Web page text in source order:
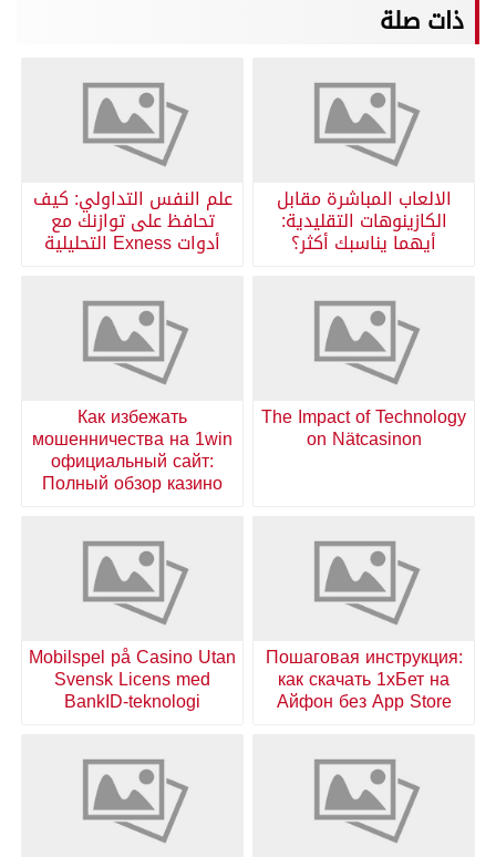
ذات صلة
الالعاب المباشرة مقابل
الكازينوهات التقليدية:
أيهما يناسبك أكثر؟
علم النفس التداولي: كيف
تحافظ على توازنك مع
أدوات Exness التحليلية
The Impact of Technology
on Nätcasinon
Как избежать
мошенничества на 1win
официальный сайт:
Полный обзор казино
Пошаговая инструкция:
как скачать 1хБет на
Айфон без App Store
Mobilspel på Casino Utan
Svensk Licens med
BankID-teknologi